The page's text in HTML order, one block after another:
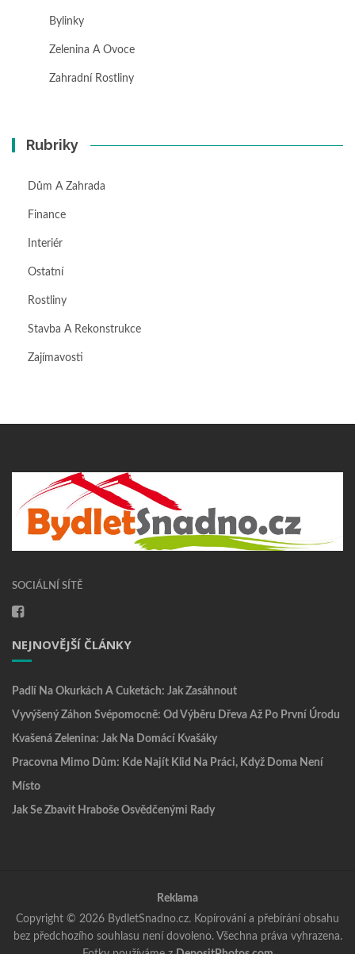
Bylinky
Zelenina A Ovoce
Zahradní Rostliny
Rubriky
Dům A Zahrada
Finance
Interiér
Ostatní
Rostliny
Stavba A Rekonstrukce
Zajímavosti
SOCIÁLNÍ SÍTĚ
NEJNOVĚJŠÍ ČLÁNKY
Padlí Na Okurkách A Cuketách: Jak Zasáhnout
Vyvýšený Záhon Svépomocně: Od Výběru Dřeva Až Po První Úrodu
Kvašená Zelenina: Jak Na Domácí Kvašáky
Pracovna Mimo Dům: Kde Najít Klid Na Práci, Když Doma Není
Místo
Jak Se Zbavit Hraboše Osvědčenými Rady
Reklama
Copyright © 2026 BydletSnadno.cz. Kopírování a přebírání obsahu
bez předchozího souhlasu není dovoleno. Všechna práva vyhrazena.